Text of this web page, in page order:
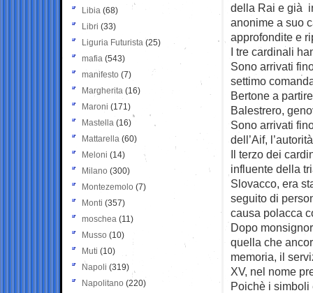
della Rai e già
anonime a suo
approfondite e
I tre cardinali
Sono arrivati
settimo
Bertone a
Balestrero,
Sono arrivati
dell’Aif,
Il terzo dei
influente della
Slovacco, era
seguito di
causa polacca
Dopo
quella che
memoria, il
XV, nel nome
Poichè i simboli
Libia (68)
Libri (33)
Liguria Futurista (25)
mafia (543)
manifesto (7)
Margherita (16)
Maroni (171)
Mastella (16)
Mattarella (60)
Meloni (14)
Milano (300)
Montezemolo (7)
Monti (357)
moschea (11)
Musso (10)
Muti (10)
Napoli (319)
Napolitano (220)